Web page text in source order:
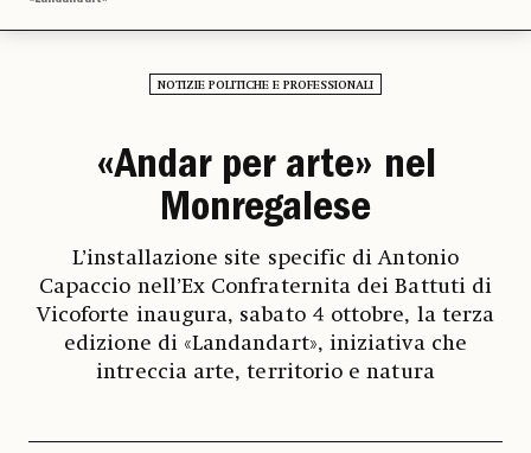
NOTIZIE POLITICHE E PROFESSIONALI
«Andar per arte» nel
Monregalese
L’installazione site specific di Antonio
Capaccio nell’Ex Confraternita dei Battuti di
Vicoforte inaugura, sabato 4 ottobre, la terza
edizione di «Landandart», iniziativa che
intreccia arte, territorio e natura